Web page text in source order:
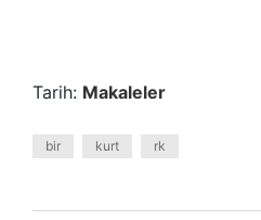
Tarih: Makaleler
bir kurt rk